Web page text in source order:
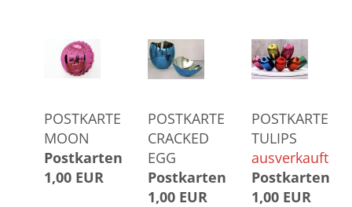
POSTKARTE
MOON
Postkarten
1,00 EUR
POSTKARTE
CRACKED
EGG
Postkarten
1,00 EUR
POSTKARTE
TULIPS
ausverkauft
Postkarten
1,00 EUR